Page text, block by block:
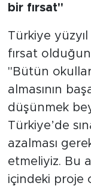
bir fırsat"
Türkiye
fırsat
"Bütün
almasının
düşünmek
Türkiye’de
azalması
etmeliyiz. Bu
içindeki proje